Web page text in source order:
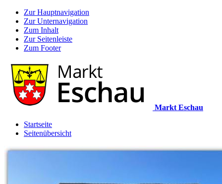
Zur Hauptnavigation
Zur Unternavigation
Zum Inhalt
Zur Seitenleiste
Zum Footer
Markt Eschau
Startseite
Seitenübersicht